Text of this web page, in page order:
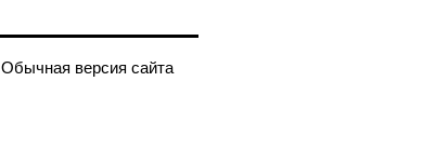
Обычная версия сайта